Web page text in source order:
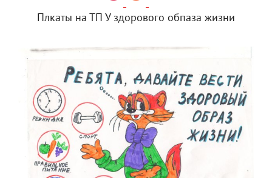
Плкаты на ТП У здорового обпаза жизни